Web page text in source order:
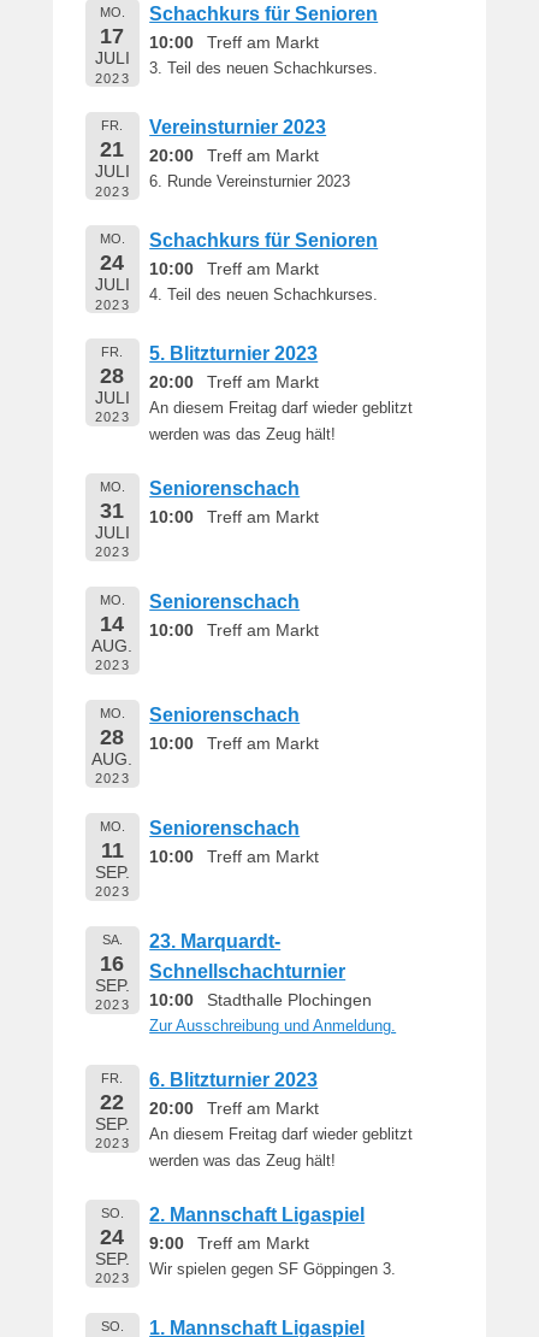
MO.
17
JULI
2023
Schachkurs für Senioren
10:00 Treff am Markt
3. Teil des neuen Schachkurses.
FR.
21
JULI
2023
Vereinsturnier 2023
20:00 Treff am Markt
6. Runde Vereinsturnier 2023
MO.
24
JULI
2023
Schachkurs für Senioren
10:00 Treff am Markt
4. Teil des neuen Schachkurses.
FR.
28
JULI
2023
5. Blitzturnier 2023
20:00 Treff am Markt
An diesem Freitag darf wieder geblitzt
werden was das Zeug hält!
MO.
31
JULI
2023
Seniorenschach
10:00 Treff am Markt
MO.
14
AUG.
2023
Seniorenschach
10:00 Treff am Markt
MO.
28
AUG.
2023
Seniorenschach
10:00 Treff am Markt
MO.
11
SEP.
2023
Seniorenschach
10:00 Treff am Markt
SA.
16
SEP.
2023
23. Marquardt-
Schnellschachturnier
10:00 Stadthalle Plochingen
Zur Ausschreibung und Anmeldung.
FR.
22
SEP.
2023
6. Blitzturnier 2023
20:00 Treff am Markt
An diesem Freitag darf wieder geblitzt
werden was das Zeug hält!
SO.
24
SEP.
2023
2. Mannschaft Ligaspiel
9:00 Treff am Markt
Wir spielen gegen SF Göppingen 3.
SO. 1. Mannschaft Ligaspiel